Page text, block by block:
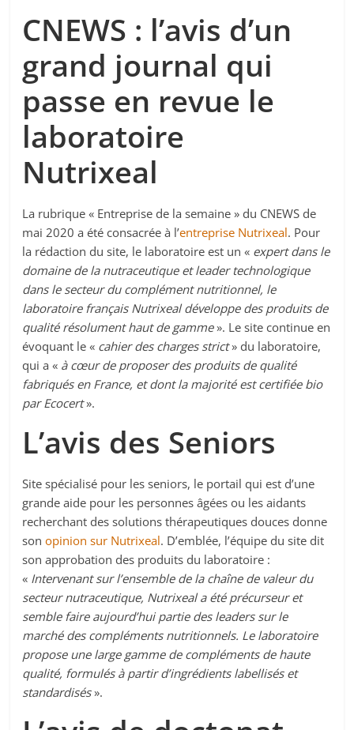
CNEWS : l’avis d’un
grand journal qui
passe en revue le
laboratoire
Nutrixeal
La rubrique « Entreprise de la semaine » du CNEWS de
mai 2020 a été consacrée à l’entreprise Nutrixeal. Pour
la rédaction du site, le laboratoire est un « expert dans le
domaine de la nutraceutique et leader technologique
dans le secteur du complément nutritionnel, le
laboratoire français Nutrixeal développe des produits de
qualité résolument haut de gamme». Le site continue en
évoquant le « cahier des charges strict» du laboratoire,
qui a « à cœur de proposer des produits de qualité
fabriqués en France, et dont la majorité est certifiée bio
par Ecocert».
L’avis des Seniors
Site spécialisé pour les seniors, le portail qui est d’une
grande aide pour les personnes âgées ou les aidants
recherchant des solutions thérapeutiques douces donne
sonopinion sur Nutrixeal. D’emblée, l’équipe du site dit
son approbation des produits du laboratoire :
« Intervenant sur l’ensemble de la chaîne de valeur du
secteur nutraceutique, Nutrixeal a été précurseur et
semble faire aujourd’hui partie des leaders sur le
marché des compléments nutritionnels. Le laboratoire
propose une large gamme de compléments de haute
qualité, formulés à partir d’ingrédients labellisés et
standardisés».